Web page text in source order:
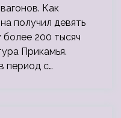
Как
получил девять
200 тысяч
Прикамья.
период с…